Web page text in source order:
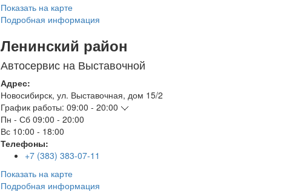
Показать на карте
Подробная информация
Ленинский район
Автосервис на Выставочной
Адрес:
Новосибирск, ул. Выставочная, дом 15/2
График работы: 09:00 - 20:00
Пн - Сб 09:00 - 20:00
Вс 10:00 - 18:00
Телефоны:
+7 (383) 383-07-11
Показать на карте
Подробная информация